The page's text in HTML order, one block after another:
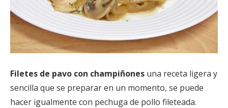
Filetes de pavo con champiñones una receta ligera y
sencilla que se preparar en un momento, se puede
hacer igualmente con pechuga de pollo fileteada.